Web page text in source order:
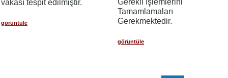
vakası tespit edilmiştir.
görüntüle
Gerekli İşlemlerini
Tamamlamaları
Gerekmektedir.
görüntüle